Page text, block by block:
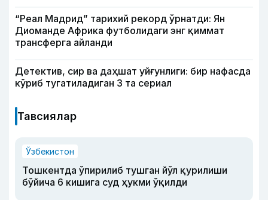
“Реал Мадрид” тарихий рекорд ўрнатди: Ян
Диоманде Африка футболидаги энг қиммат
трансферга айланди
Детектив, сир ва даҳшат уйғунлиги: бир нафасда
кўриб тугатиладиган 3 та сериал
Тавсиялар
Ўзбекистон
Тошкентда ўпирилиб тушган йўл қурилиши
бўйича 6 кишига суд ҳукми ўқилди